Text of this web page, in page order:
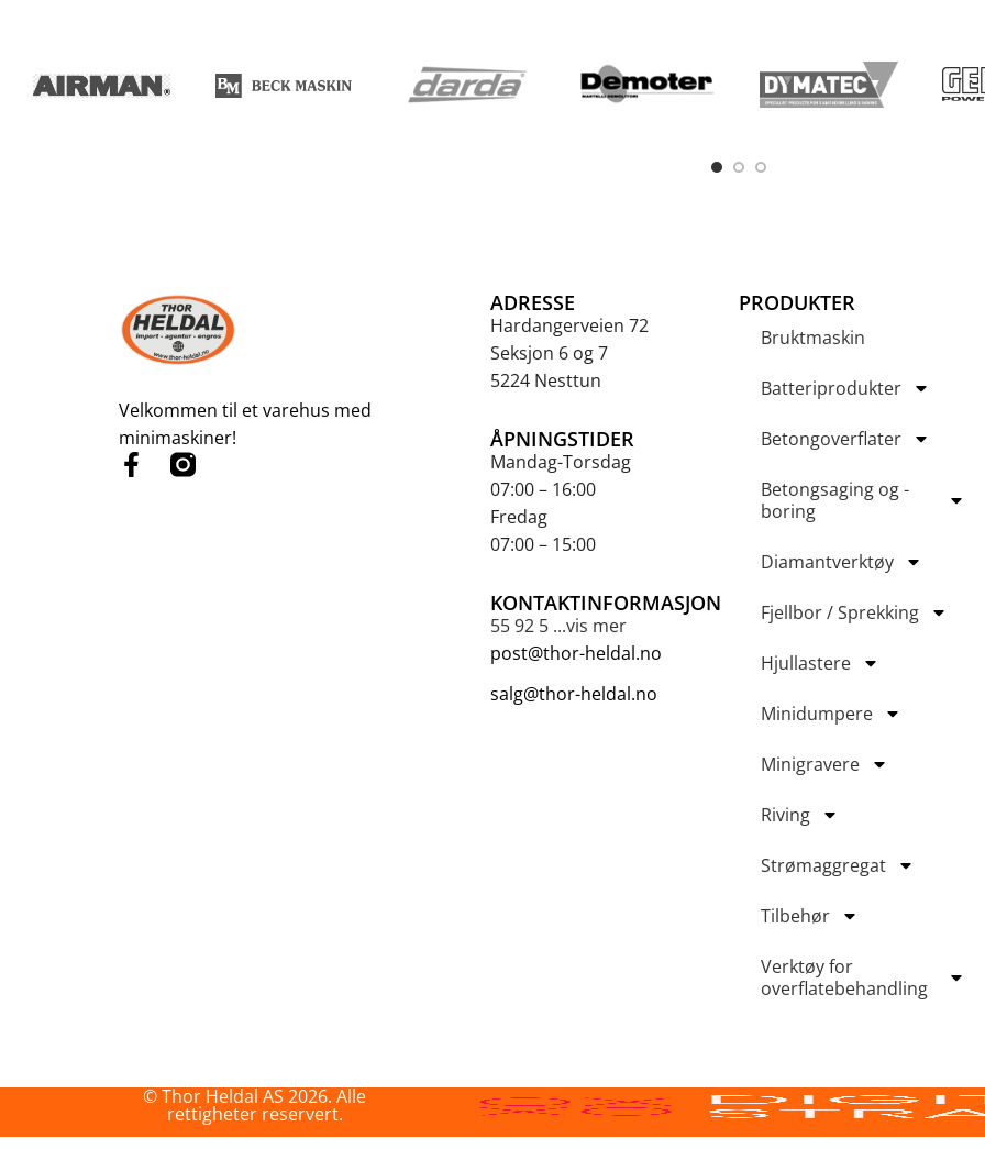
Velkommen til et varehus med
minimaskiner!
ADRESSE
Hardangerveien 72
Seksjon 6 og 7
5224 Nesttun
ÅPNINGSTIDER
Mandag-Torsdag
07:00 – 16:00
Fredag
07:00 – 15:00
KONTAKTINFORMASJON
55 92 5 ...vis mer
post@thor-heldal.no
salg@thor-heldal.no
PRODUKTER
Bruktmaskin
Batteriprodukter
Betongoverflater
Betongsaging og -
boring
Diamantverktøy
Fjellbor / Sprekking
Hjullastere
Minidumpere
Minigravere
Riving
Strømaggregat
Tilbehør
Verktøy for
overflatebehandling
© Thor Heldal AS 2026. Alle
rettigheter reservert.